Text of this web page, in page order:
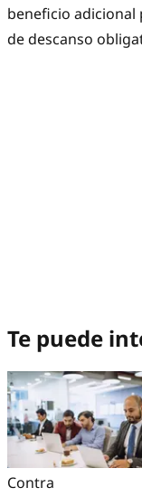
beneficio
de descanso
Te puede
Contra